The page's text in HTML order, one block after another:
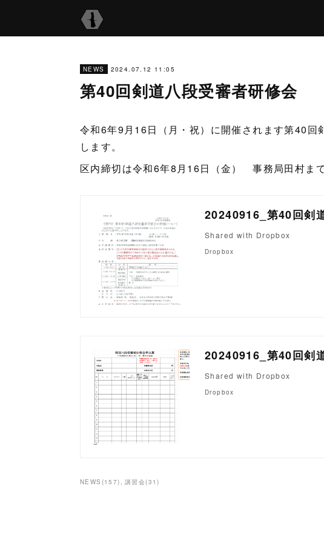
NEWS 2024.07.12 11:05
第40回剣道八段受審者研修会
令和6年9月16日（月・祝）に開催されます第40回
します。
区内締切は令和6年8月16日（金） 事務局田村まで
20240916_第40回剣
Shared with Dropbox
Dropbox
20240916_第40回剣
Shared with Dropbox
Dropbox
NEWS (157) 講習会(31)